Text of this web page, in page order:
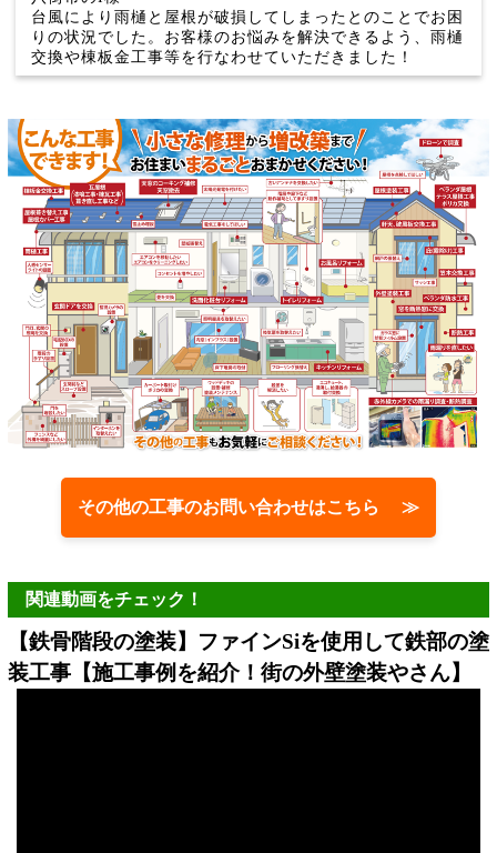
台風により雨樋と屋根が破損してしまったとのことでお困
りの状況でした。お客様のお悩みを解決できるよう、雨樋
交換や棟板金工事等を行なわせていただきました！
その他の工事のお問い合わせはこちら ≫
関連動画をチェック！
【鉄骨階段の塗装】ファインSiを使用して鉄部の塗
装工事【施工事例を紹介！街の外壁塗装やさん】